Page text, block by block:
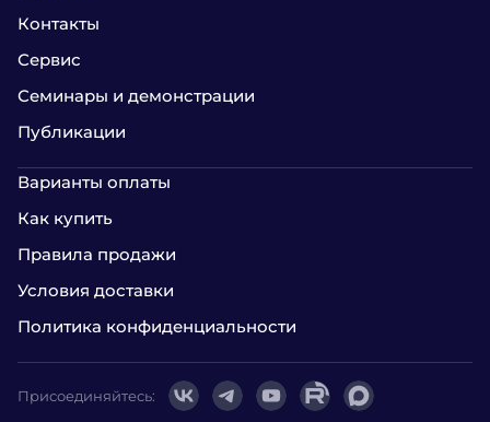
Контакты
Сервис
Семинары и демонстрации
Публикации
Варианты оплаты
Как купить
Правила продажи
Условия доставки
Политика конфиденциальности
Присоединяйтесь: